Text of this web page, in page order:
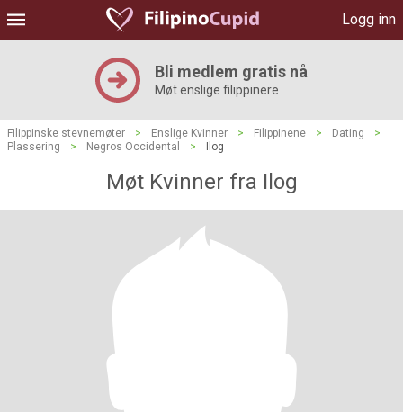
Logg inn
Bli medlem gratis nå
Møt enslige filippinere
Filippinske stevnemøter > Enslige Kvinner > Filippinene > Dating
>
Plassering
> Negros Occidental > Ilog
Møt Kvinner fra Ilog